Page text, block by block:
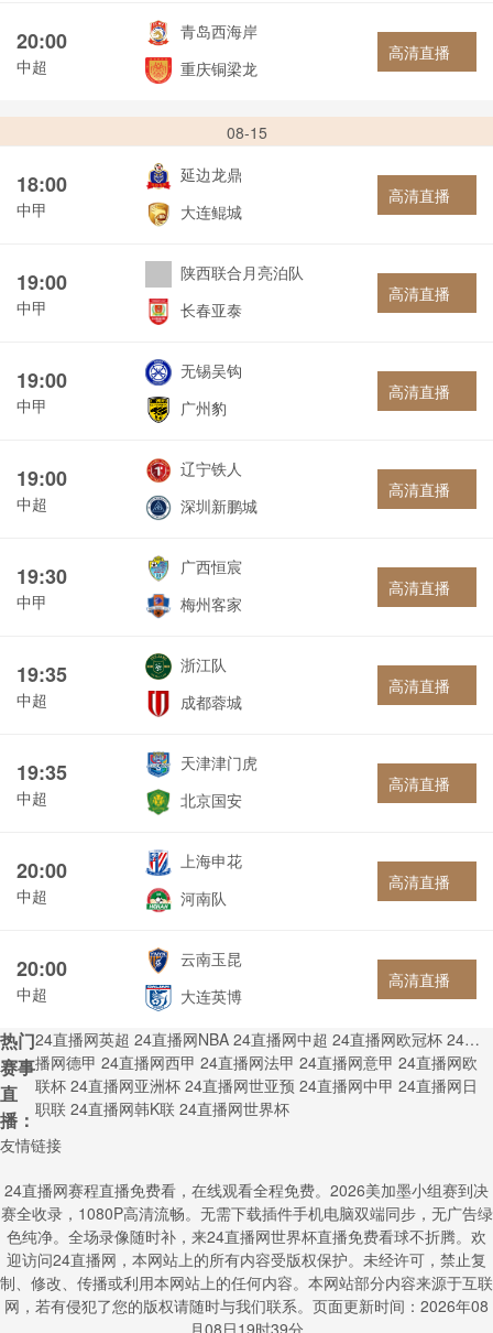
20:00
中超
青岛西海岸
重庆铜梁龙
高清直播
08-15
18:00
中甲
延边龙鼎
大连鲲城
高清直播
19:00
中甲
陕西联合月亮泊队
长春亚泰
高清直播
19:00
中甲
无锡吴钩
广州豹
高清直播
19:00
中超
辽宁铁人
深圳新鹏城
高清直播
19:30
中甲
广西恒宸
梅州客家
高清直播
19:35
中超
浙江队
成都蓉城
高清直播
19:35
中超
天津津门虎
北京国安
高清直播
20:00
中超
上海申花
河南队
高清直播
20:00
中超
云南玉昆
大连英博
高清直播
热门
赛事
直
播：
24直播网英超 24直播网NBA 24直播网中超 24直播网欧冠杯 24直
播网德甲 24直播网西甲 24直播网法甲 24直播网意甲 24直播网欧
联杯 24直播网亚洲杯 24直播网世亚预 24直播网中甲 24直播网日
职联 24直播网韩K联 24直播网世界杯
友情链接
24直播网赛程直播免费看，在线观看全程免费。2026美加墨小组赛到决
赛全收录，1080P高清流畅。无需下载插件手机电脑双端同步，无广告绿
色纯净。全场录像随时补，来24直播网世界杯直播免费看球不折腾。欢
迎访问24直播网，本网站上的所有内容受版权保护。未经许可，禁止复
制、修改、传播或利用本网站上的任何内容。本网站部分内容来源于互联
网，若有侵犯了您的版权请随时与我们联系。页面更新时间：2026年08
月08日19时39分